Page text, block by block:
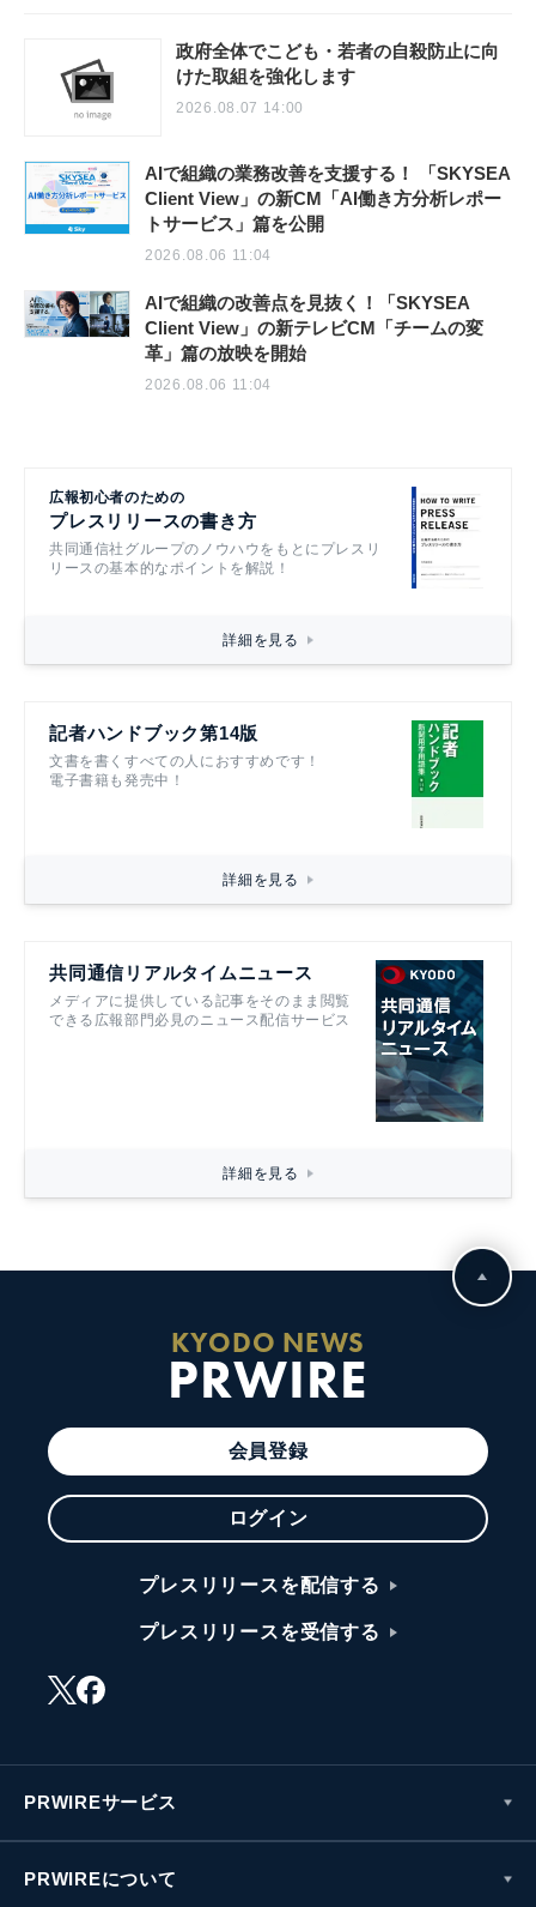
政府全体でこども・若者の自殺防止に向
けた取組を強化します
2026.08.07 14:00
AIで組織の業務改善を支援する！ 「SKYSEA
Client View」の新CM「AI働き方分析レポー
トサービス」篇を公開
2026.08.06 11:04
AIで組織の改善点を見抜く！「SKYSEA
Client View」の新テレビCM「チームの変
革」篇の放映を開始
2026.08.06 11:04
広報初心者のための
プレスリリースの書き方
共同通信社グループのノウハウをもとにプレスリ
リースの基本的なポイントを解説！
詳細を見る
記者ハンドブック第14版
文書を書くすべての人におすすめです！
電子書籍も発売中！
詳細を見る
共同通信リアルタイムニュース
メディアに提供している記事をそのまま閲覧
できる広報部門必見のニュース配信サービス
詳細を見る
KYODO NEWS
PRWIRE
会員登録
ログイン
プレスリリースを配信する
プレスリリースを受信する
PRWIREサービス
PRWIREについて